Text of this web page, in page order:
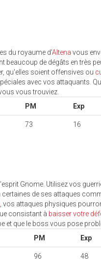
du royaume d'Altena vous
beaucoup de dégâts en très
qu'elles soient offensives ou
avec vos attaquants.
vous trouviez.
PM Exp
73 16
Gnome. Utilisez vos
certaines de ses attaques
, vos attaques physiques
consistant à baisser votre
et que le boss vous pose
PM Exp
96 48